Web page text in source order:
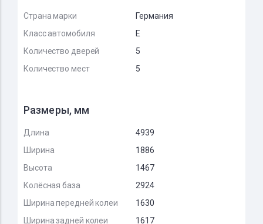
Страна марки
Германия
Класс автомобиля
E
Количество дверей
5
Количество мест
5
Размеры, мм
Длина
4939
Ширина
1886
Высота
1467
Колёсная база
2924
Ширина передней колеи
1630
Ширина задней колеи
1617